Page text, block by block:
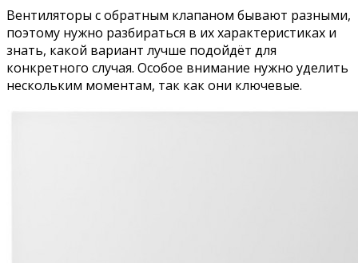
Вентиляторы с обратным клапаном бывают разными,
поэтому нужно разбираться в их характеристиках и
знать, какой вариант лучше подойдёт для
конкретного случая. Особое внимание нужно уделить
нескольким моментам, так как они ключевые.